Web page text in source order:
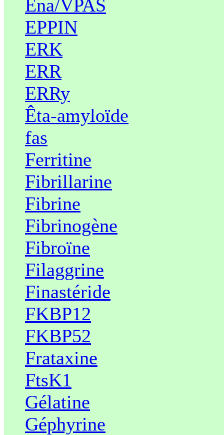
Ena/VPAS
EPPIN
ERK
ERR
ERRy
Êta-amyloïde
fas
Ferritine
Fibrillarine
Fibrine
Fibrinogène
Fibroïne
Filaggrine
Finastéride
FKBP12
FKBP52
Frataxine
FtsK1
Gélatine
Géphyrine